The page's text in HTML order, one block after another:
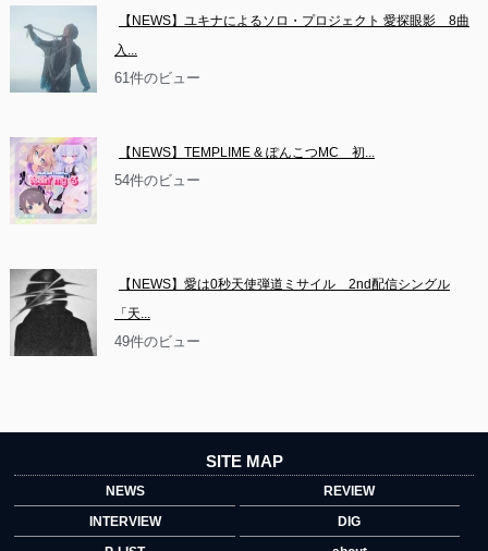
【NEWS】ユキナによるソロ・プロジェクト 愛探眼影　8曲
入...
61件のビュー
【NEWS】TEMPLIME & ぽんこつMC　初...
54件のビュー
【NEWS】愛は0秒天使弾道ミサイル　2nd配信シングル
「天...
49件のビュー
SITE MAP
NEWS
REVIEW
INTERVIEW
DIG